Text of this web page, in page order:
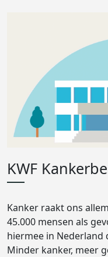
KWF
Kanker raakt ons
45.000 mensen als
hiermee in Nederland
Minder kanker, meer